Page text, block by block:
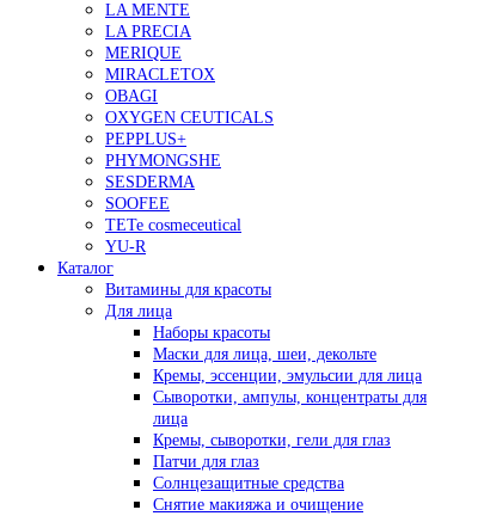
LA MENTE
LA PRECIA
MERIQUE
MIRACLETOX
OBAGI
OXYGEN CEUTICALS
PEPPLUS+
PHYMONGSHE
SESDERMA
SOOFEE
TETe cosmeceutical
YU-R
Каталог
Витамины для красоты
Для лица
Наборы красоты
Маски для лица, шеи, декольте
Кремы, эссенции, эмульсии для лица
Сыворотки, ампулы, концентраты для
лица
Кремы, сыворотки, гели для глаз
Патчи для глаз
Солнцезащитные средства
Снятие макияжа и очищение